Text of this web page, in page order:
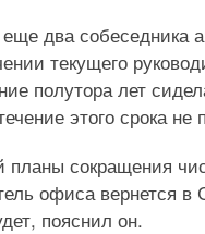
два собеседника
текущего
полутора лет
этого срока
планы сокращения
офиса вернется
пояснил он.